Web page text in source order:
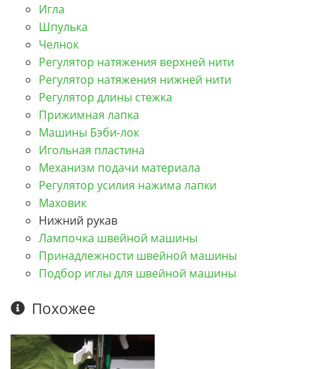
Игла
Шпулька
Челнок
Регулятор натяжения верхней нити
Регулятор натяжения нижней нити
Регулятор длины стежка
Прижимная лапка
Машины Бэби-лок
Игольная пластина
Механизм подачи материала
Регулятор усилия нажима лапки
Маховик
Нижний рукав
Лампочка швейной машины
Принадлежности швейной машины
Подбор иглы для швейной машины
Похожее